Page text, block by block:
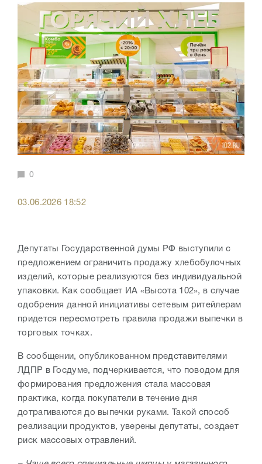
0
03.06.2026 18:52
Депутаты Государственной думы РФ выступили с
предложением ограничить продажу хлебобулочных
изделий, которые реализуются без индивидуальной
упаковки. Как сообщает ИА «Высота 102», в случае
одобрения данной инициативы сетевым ритейлерам
придется пересмотреть правила продажи выпечки в
торговых точках.
В сообщении, опубликованном представителями
ЛДПР в Госдуме, подчеркивается, что поводом для
формирования предложения стала массовая
практика, когда покупатели в течение дня
дотрагиваются до выпечки руками. Такой способ
реализации продуктов, уверены депутаты, создает
риск массовых отравлений.